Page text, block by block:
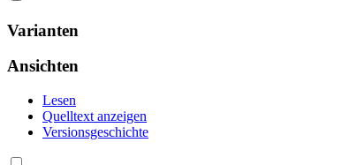
Varianten
Ansichten
Lesen
Quelltext anzeigen
Versionsgeschichte